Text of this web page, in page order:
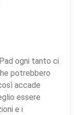
ogni tanto ci
potrebbero
accade
essere
e i